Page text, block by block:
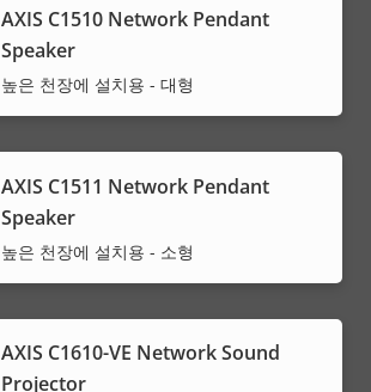
AXIS C1510 Network Pendant
Speaker
높은 천장에 설치용 - 대형
AXIS C1511 Network Pendant
Speaker
높은 천장에 설치용 - 소형
AXIS C1610-VE Network Sound
Projector